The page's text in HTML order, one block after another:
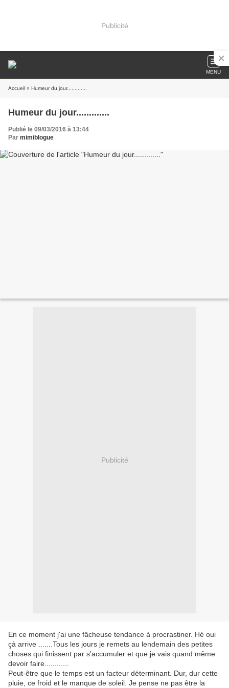
Publicité
MENU
Accueil » Humeur du jour.............
Humeur du jour.............
Publié le 09/03/2016 à 13:44
Par mimiblogue
Publicité
En ce moment j'ai une fâcheuse tendance à procrastiner. Hé oui
çà arrive .......Tous les jours je remets au lendemain des petites
choses qui finissent par s'accumuler et que je vais quand même
devoir faire............
Peut-être que le temps est un facteur déterminant. Dur, dur cette
pluie, ce froid et le manque de soleil. Je pense ne pas être la